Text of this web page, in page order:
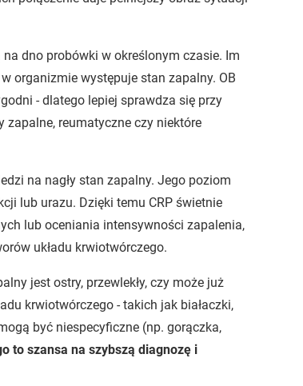
dno probówki w określonym czasie. Im
organizmie występuje stan zapalny. OB
- dlatego lepiej sprawdza się przy
zapalne, reumatyczne czy niektóre
na nagły stan zapalny. Jego poziom
lub urazu. Dzięki temu CRP świetnie
lub oceniania intensywności zapalenia,
układu krwiotwórczego.
jest ostry, przewlekły, czy może już
krwiotwórczego - takich jak białaczki,
być niespecyficzne (np. gorączka,
to szansa na szybszą diagnozę i